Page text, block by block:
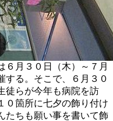
６月３０日（木）～７月
する。そこで、６月３０
徒らが今年も病院を訪
０箇所に七夕の飾り付け
たちも願い事を書いて飾